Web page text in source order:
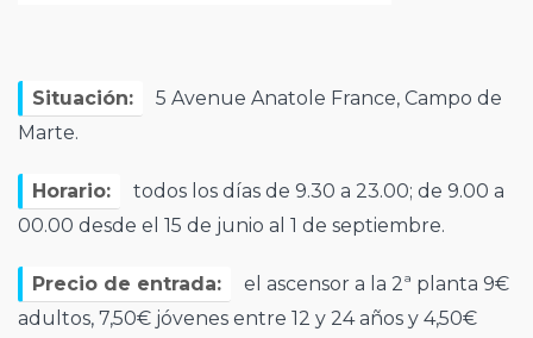
Situación:
5 Avenue Anatole France, Campo de
Marte.
Horario:
todos los días de 9.30 a 23.00; de 9.00 a
00.00 desde el 15 de junio al 1 de septiembre.
Precio de entrada:
el ascensor a la 2ª planta 9€
adultos, 7,50€ jóvenes entre 12 y 24 años y 4,50€